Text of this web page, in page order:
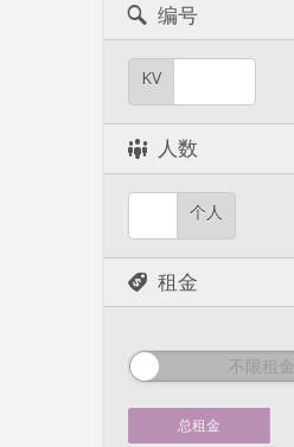
编号
KV
人数
个人
租金
不限租金
总租金